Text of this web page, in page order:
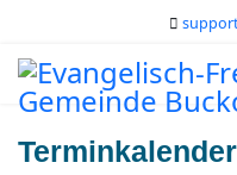
Terminkalender